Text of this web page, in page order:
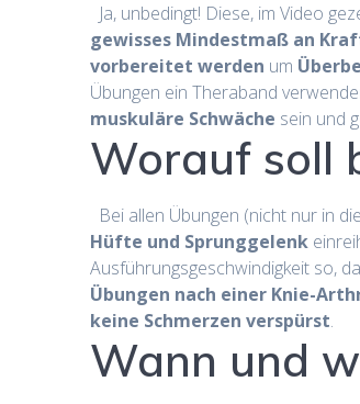
Ja, unbedingt! Diese, im Video
gewisses Mindestmaß an
vorbereitet werden um
Übungen ein Theraband
muskuläre Schwäche sein und
Worauf soll
Bei allen Übungen (nicht nur in
Hüfte und Sprunggelenk
Ausführungsgeschwindigkeit so,
Übungen nach einer Knie-
keine Schmerzen verspürst.
Wann und